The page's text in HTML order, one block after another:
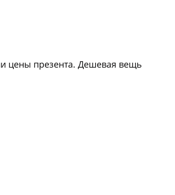
цены презента. Дешевая вещь